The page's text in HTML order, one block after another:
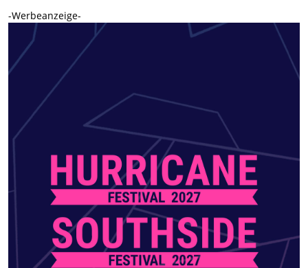
-Werbeanzeige-